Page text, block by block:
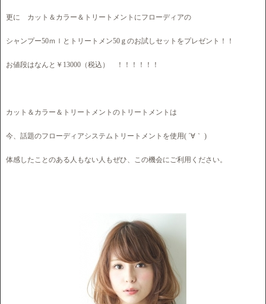
更に カット＆カラー＆トリートメントにフローディアの
シャンプー50ｍｌとトリートメン50ｇのお試しセットをプレゼント！！
お値段はなんと￥13000（税込） ！！！！！！
カット＆カラー＆トリートメントのトリートメントは
今、話題のフローディアシステムトリートメントを使用( ´∀｀ )
体感したことのある人もない人もぜひ、この機会にご利用ください。